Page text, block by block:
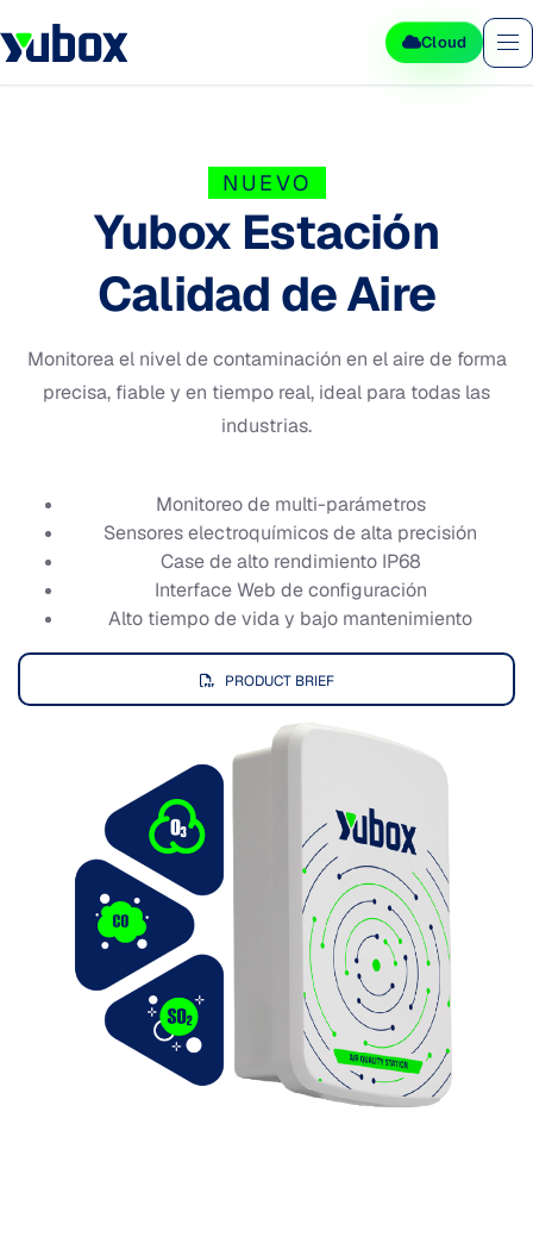
Cloud
NUEVO
Yubox Estación
Calidad de Aire
Monitorea el nivel de contaminación en el aire de forma
precisa, fiable y en tiempo real, ideal para todas las
industrias.
Monitoreo de multi-parámetros
Sensores electroquímicos de alta precisión
Case de alto rendimiento IP68
Interface Web de configuración
Alto tiempo de vida y bajo mantenimiento
PRODUCT BRIEF